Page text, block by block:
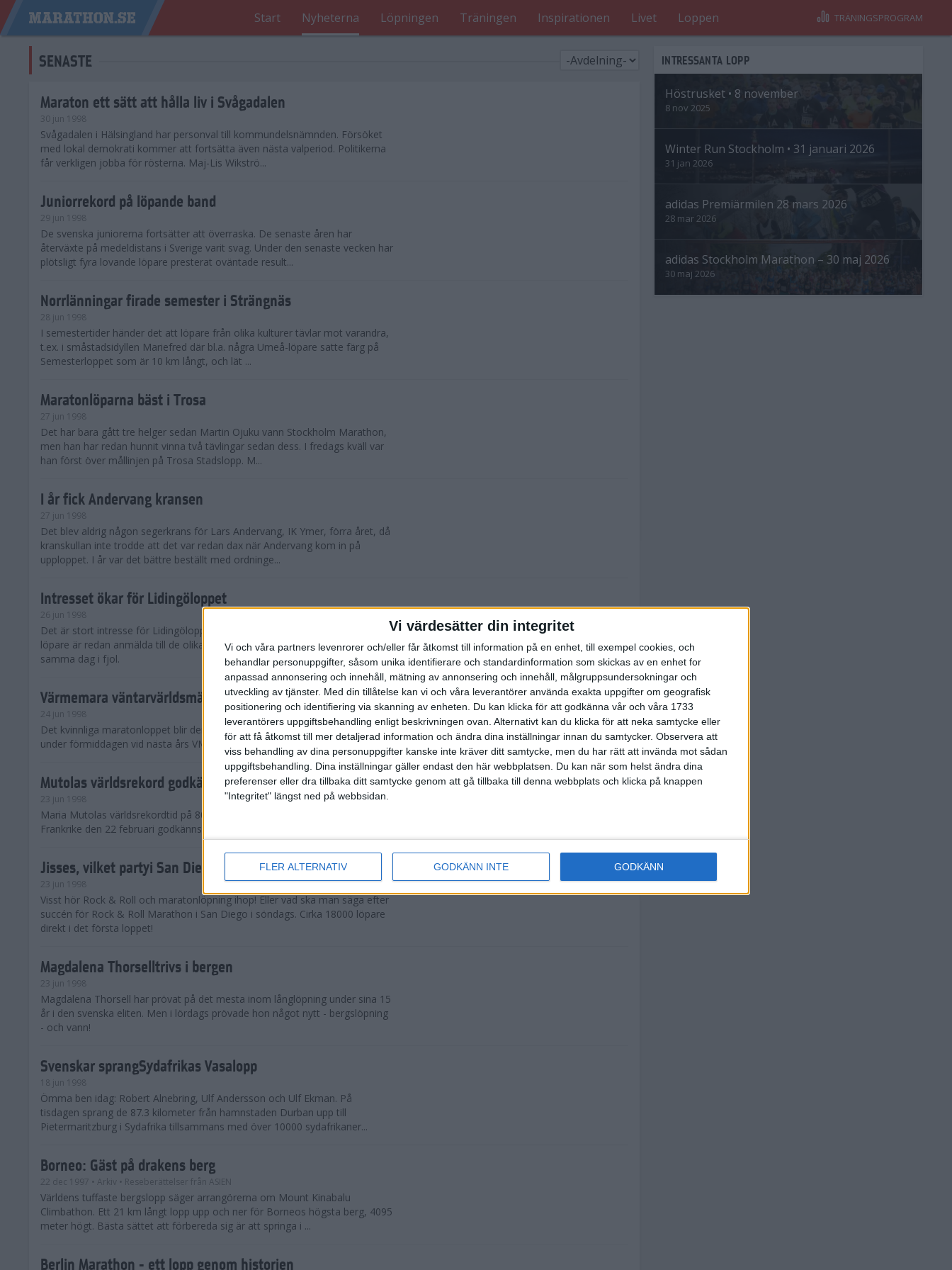
Vi värdesätter din integritet
Vi och våra partners levenrorer och/eller får åtkomst till information på en enhet, till exempel cookies, och
behandlar personuppgifter, såsom unika identifierare och standardinformation som skickas av en enhet for
anpassad annonsering och innehåll, mätning av annonsering och innehåll, målgruppsundersokningar och
utveckling av tjänster. Med din tillåtelse kan vi och våra leverantörer använda exakta uppgifter om geografisk
positionering och identifiering via skanning av enheten. Du kan klicka för att godkänna vår och våra 1733
leverantörers uppgiftsbehandling enligt beskrivningen ovan. Alternativt kan du klicka för att neka samtycke eller
för att få åtkomst till mer detaljerad information och ändra dina inställningar innan du samtycker. Observera att
viss behandling av dina personuppgifter kanske inte kräver ditt samtycke, men du har rätt att invända mot sådan
uppgiftsbehandling. Dina inställningar gäller endast den här webbplatsen. Du kan när som helst ändra dina
preferenser eller dra tillbaka ditt samtycke genom att gå tillbaka till denna webbplats och klicka på knappen
"Integritet" längst ned på webbsidan.
FLER ALTERNATIV GODKÄNN INTE GODKÄNN
Start Nyheterna Löpningen Träningen Inspirationen Livet Loppen TRÄNINGSPROGRAM
SENASTE
Maraton ett sätt att hålla liv i Svågadalen
30 jun 1998
Svågadalen i Hälsingland har personval till kommundelsnämnden. Försöket
med lokal demokrati kommer att fortsätta även nästa valperiod. Politikerna
får verkligen jobba för rösterna. Maj-Lis Wikströ...
Juniorrekord på löpande band
29 jun 1998
De svenska juniorerna fortsätter att överraska. De senaste åren har
återväxte på medeldistans i Sverige varit svag. Under den senaste vecken har
plötsligt fyra lovande löpare presterat oväntade result...
Norrlänningar firade semester i Strängnäs
28 jun 1998
I semestertider händer det att löpare från olika kulturer tävlar mot varandra,
t.ex. i småstadsidyllen Mariefred där bl.a. några Umeå-löpare satte färg på
Semesterloppet som är 10 km långt, och lät ...
Maratonlöparna bäst i Trosa
27 jun 1998
Det har bara gått tre helger sedan Martin Ojuku vann Stockholm Marathon,
men han har redan hunnit vinna två tävlingar sedan dess. I fredags kväll var
han först över mållinjen på Trosa Stadslopp. M...
I år fick Andervang kransen
27 jun 1998
Det blev aldrig någon segerkrans för Lars Andervang, IK Ymer, förra året, då
kranskullan inte trodde att det var redan dax när Andervang kom in på
upploppet. I år var det bättre beställt med ordninge...
Intresset ökar för Lidingöloppet
26 jun 1998
Det är stort intresse för Lidingöloppet som avgörs den 3-4 oktober. 10 500
löpare är redan anmälda till de olika klassena. Det är hela 2 500 fler än
samma dag i fjol.
Värmemara väntarvärldsmästaraspiranter
24 jun 1998
Det kvinnliga maratonloppet blir den enda gren som kommer att avgöras
under förmiddagen vid nästa års VM i friidrott.
Mutolas världsrekord godkänns ej
23 jun 1998
Maria Mutolas världsrekordtid på 800 meter från inomhusgalan i Lievin i
Frankrike den 22 februari godkänns ej.
Jisses, vilket partyi San Diego!
23 jun 1998
Visst hör Rock & Roll och maratonlöpning ihop! Eller vad ska man säga efter
succén för Rock & Roll Marathon i San Diego i söndags. Cirka 18000 löpare
direkt i det första loppet!
Magdalena Thorselltrivs i bergen
23 jun 1998
Magdalena Thorsell har prövat på det mesta inom långlöpning under sina 15
år i den svenska eliten. Men i lördags prövade hon något nytt - bergslöpning
- och vann!
Svenskar sprangSydafrikas Vasalopp
18 jun 1998
Ömma ben idag: Robert Alnebring, Ulf Andersson och Ulf Ekman. På
tisdagen sprang de 87.3 kilometer från hamnstaden Durban upp till
Pietermaritzburg i Sydafrika tillsammans med över 10000 sydafrikaner...
Borneo: Gäst på drakens berg
22 dec 1997 • Arkiv • Reseberättelser från ASIEN
Världens tuffaste bergslopp säger arrangörerna om Mount Kinabalu
Climbathon. Ett 21 km långt lopp upp och ner för Borneos högsta berg, 4095
meter högt. Bästa sättet att förbereda sig är att springa i ...
Berlin Marathon - ett lopp genom historien
INTRESSANTA LOPP
Höstrusket • 8 november
8 nov 2025
Winter Run Stockholm • 31 januari 2026
31 jan 2026
adidas Premiärmilen 28 mars 2026
28 mar 2026
adidas Stockholm Marathon – 30 maj 2026
30 maj 2026